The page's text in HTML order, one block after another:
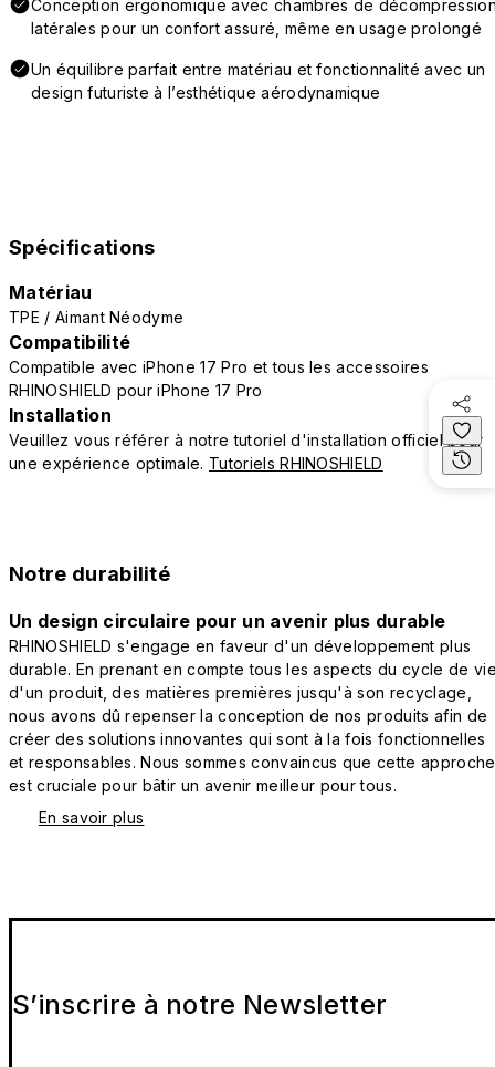
Conception ergonomique avec chambres de
latérales pour un confort assuré, même en usage prolongé
Un équilibre parfait entre matériau et fonctionnalité avec un
design futuriste à l’esthétique aérodynamique
Spécifications
Matériau
TPE / Aimant Néodyme
Compatibilité
Compatible avec iPhone 17 Pro et tous les accessoires
RHINOSHIELD pour iPhone 17 Pro
Installation
Veuillez vous référer à notre tutoriel d'installation officiel pour
une expérience optimale. Tutoriels RHINOSHIELD
Notre durabilité
Un design circulaire pour un avenir plus durable
RHINOSHIELD s'engage en faveur d'un développement plus
durable. En prenant en compte tous les aspects du cycle de
d'un produit, des matières premières jusqu'à son recyclage,
nous avons dû repenser la conception de nos produits afin de
créer des solutions innovantes qui sont à la fois fonctionnelles
et responsables. Nous sommes convaincus que cette approche
est cruciale pour bâtir un avenir meilleur pour tous.
En savoir plus
S’inscrire à notre Newsletter